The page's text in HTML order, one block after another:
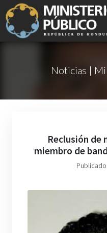
Noticias |
Reclusión de
miembro de